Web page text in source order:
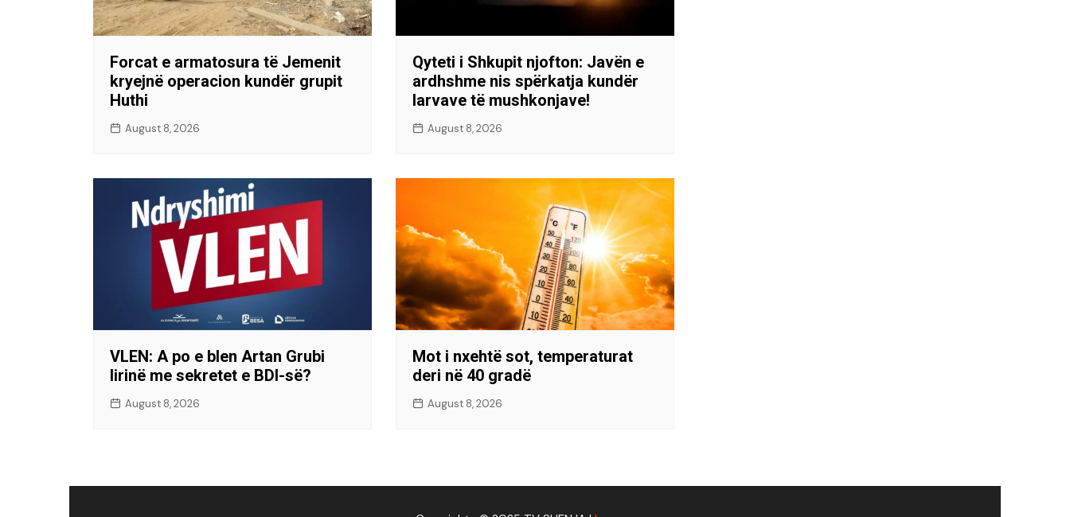
Forcat e armatosura të Jemenit
kryejnë operacion kundër grupit
Huthi
August 8, 2026
Qyteti i Shkupit njofton: Javën e
ardhshme nis spërkatja kundër
larvave të mushkonjave!
August 8, 2026
VLEN: A po e blen Artan Grubi
lirinë me sekretet e BDI-së?
August 8, 2026
Mot i nxehtë sot, temperaturat
deri në 40 gradë
August 8, 2026